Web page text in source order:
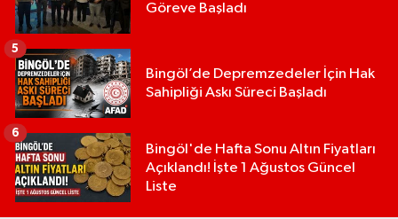
Göreve Başladı
Bingöl’de Depremzedeler İçin Hak
Sahipliği Askı Süreci Başladı
5
Bingöl'de Hafta Sonu Altın Fiyatları
Açıklandı! İşte 1 Ağustos Güncel
Liste
6